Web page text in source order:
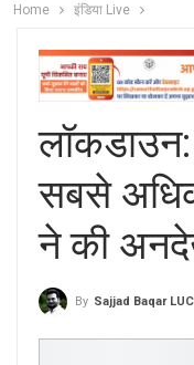
Home इंडिया Live
सबसे
ने की
By Sajjad Baqar